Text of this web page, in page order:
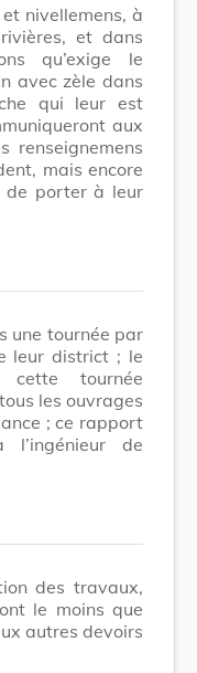
nivellemens, à
et dans
qu’exige le
avec zèle dans
qui leur est
aux
renseignemens
mais encore
de porter à leur
une tournée par
leur district ; le
cette tournée
les ouvrages
; ce rapport
de
des travaux,
le moins que
autres devoirs